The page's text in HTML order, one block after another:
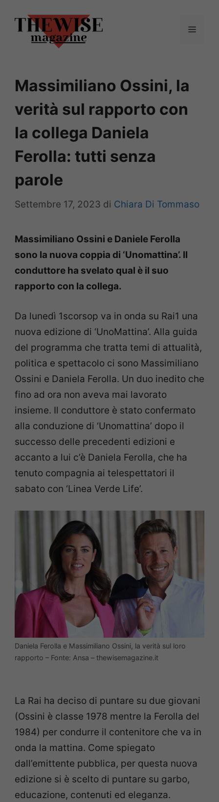
contenuto
Menu
Massimiliano Ossini, la
verità sul rapporto con
la collega Daniela
Ferolla: tutti senza
parole
Settembre 17, 2023 di Chiara Di Tommaso
Massimiliano Ossini e Daniele Ferolla
sono la nuova coppia di ‘Unomattina’. Il
conduttore ha svelato qual è il suo
rapporto con la collega.
Da lunedì 1scorsop va in onda su Rai1 una
nuova edizione di ‘UnoMattina’. Alla guida
del programma che tratta temi di attualità,
politica e spettacolo ci sono Massimiliano
Ossini e Daniela Ferolla. Un duo inedito che
fino ad ora non aveva mai lavorato
insieme. Il conduttore è stato confermato
alla conduzione di ‘Unomattina’ dopo il
successo delle precedenti edizioni e
accanto a lui c’è Daniela Ferolla, che ha
tenuto compagnia ai telespettatori il
sabato con ‘Linea Verde Life’.
Daniela Ferolla e Massimiliano Ossini, la verità sul loro
rapporto – Fonte: Ansa – thewisemagazine.it
La Rai ha deciso di puntare su due giovani
(Ossini è classe 1978 mentre la Ferolla del
1984) per condurre il contenitore che va in
onda la mattina. Come spiegato
dall’emittente pubblica, per questa nuova
edizione si è scelto di puntare su garbo,
educazione, contenuti ed eleganza.